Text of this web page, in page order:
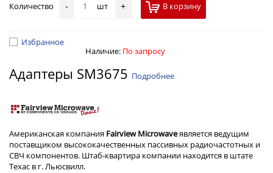
Количество - шт + В корзину
Избранное
Наличие: По запросу
Адаптеры SM3675 Подробнее
Американская компания Fairview Microwaveявляется ведущим
поставщиком высококачественных пассивных радиочастотных и
СВЧ компонентов. Штаб-квартира компании находится в штате
Техас в г. Льюсвилл.